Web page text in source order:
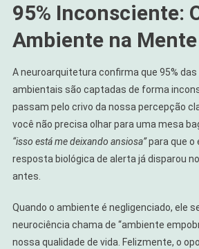
95% Inconsciente:
Ambiente na Mente
A neuroarquitetura confirma que 95%
ambientais são captadas de forma
passam pelo crivo da nossa percepção
você não precisa olhar para uma mesa
“isso está me deixando ansiosa”para que o
resposta biológica de alerta já disparou
antes.
Quando o ambiente é negligenciado, ele
neurociência chama de “ambiente
nossa qualidade de vida. Felizmente, o